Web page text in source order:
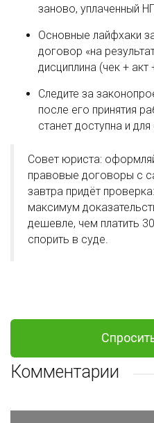
заново, уплаченный
Основные лайфхаки
договор «на
дисциплина (чек +
Следите за
после его принятия
станет доступна и
Совет юриста:
правовые договоры с
завтра придёт
максимум
дешевле, чем платить
спорить в суде.
Комментарии